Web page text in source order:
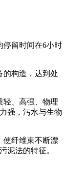
停留时间在6小时
的构造，达到处
轻、高强、物理
强，污水与生物
使纤维束不断漂
泥法的特征。